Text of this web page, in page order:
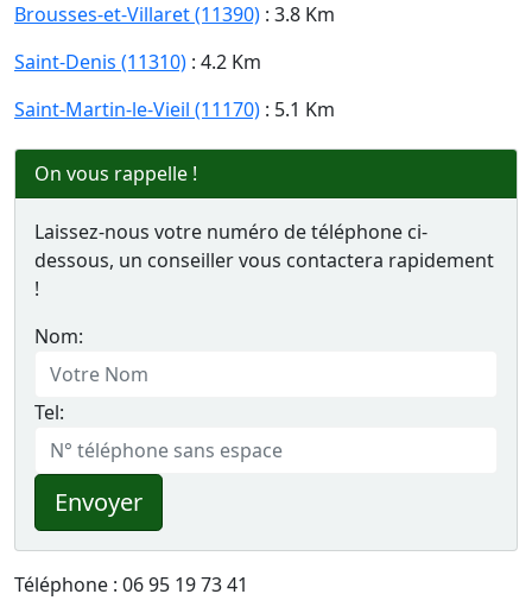
Brousses-et-Villaret (11390) : 3.8 Km
Saint-Denis (11310) : 4.2 Km
Saint-Martin-le-Vieil (11170) : 5.1 Km
On vous rappelle !
Laissez-nous votre numéro de téléphone ci-
dessous, un conseiller vous contactera rapidement
!
Nom:
Tel:
Envoyer
Téléphone : 06 95 19 73 41